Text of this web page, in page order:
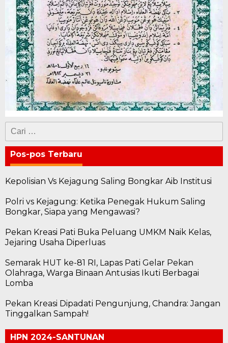
Cari
untuk:
Pos-pos Terbaru
Kepolisian Vs Kejagung Saling Bongkar Aib Institusi
Polri vs Kejagung: Ketika Penegak Hukum Saling
Bongkar, Siapa yang Mengawasi?
Pekan Kreasi Pati Buka Peluang UMKM Naik Kelas,
Jejaring Usaha Diperluas
Semarak HUT ke-81 RI, Lapas Pati Gelar Pekan
Olahraga, Warga Binaan Antusias Ikuti Berbagai
Lomba
Pekan Kreasi Dipadati Pengunjung, Chandra: Jangan
Tinggalkan Sampah!
HPN 2024-SANTUNAN